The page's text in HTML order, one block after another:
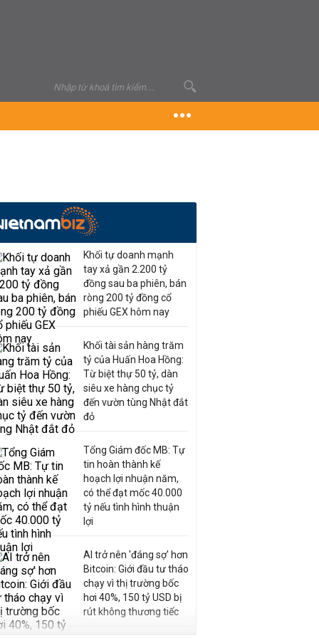
Khối tự doanh mạnh
tay xả gần 2.200 tỷ
đồng sau ba phiên, bán
ròng 200 tỷ đồng cổ
phiếu GEX hôm nay
Khối tài sản hàng trăm
tỷ của Huấn Hoa Hồng:
Từ biệt thự 50 tỷ, dàn
siêu xe hàng chục tỷ
đến vườn tùng Nhật đắt
đỏ
Tổng Giám đốc MB: Tự
tin hoàn thành kế
hoạch lợi nhuận năm,
có thể đạt mốc 40.000
tỷ nếu tình hình thuận
lợi
AI trở nên 'đáng sợ' hơn
Bitcoin: Giới đầu tư tháo
chạy vì thị trường bốc
hơi 40%, 150 tỷ USD bị
rút không thương tiếc